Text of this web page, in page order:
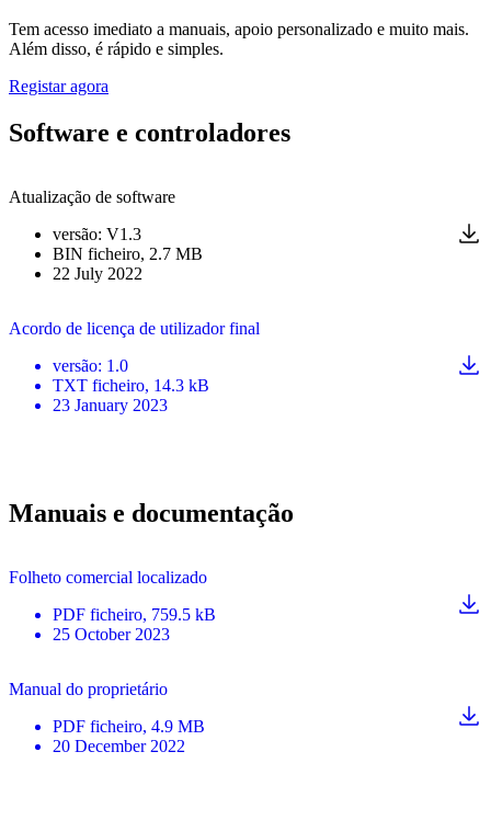
Tem acesso imediato a manuais, apoio personalizado e muito mais.
Além disso, é rápido e simples.
Registar agora
Software e controladores
Atualização de software
versão: V1.3
BIN ficheiro, 2.7 MB
22 July 2022
Acordo de licença de utilizador final
versão: 1.0
TXT ficheiro, 14.3 kB
23 January 2023
Manuais e documentação
Folheto comercial localizado
PDF ficheiro, 759.5 kB
25 October 2023
Manual do proprietário
PDF ficheiro, 4.9 MB
20 December 2022